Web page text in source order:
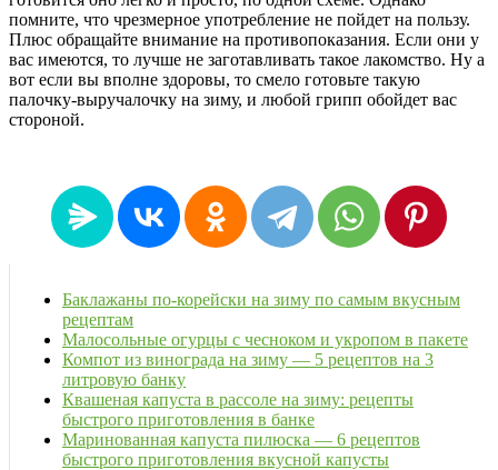
помните, что чрезмерное употребление не пойдет на пользу.
Плюс обращайте внимание на противопоказания. Если они у
вас имеются, то лучше не заготавливать такое лакомство. Ну а
вот если вы вполне здоровы, то смело готовьте такую
палочку-выручалочку на зиму, и любой грипп обойдет вас
стороной.
Баклажаны по-корейски на зиму по самым вкусным
рецептам
Малосольные огурцы с чесноком и укропом в пакете
Компот из винограда на зиму — 5 рецептов на 3
литровую банку
Квашеная капуста в рассоле на зиму: рецепты
быстрого приготовления в банке
Маринованная капуста пилюска — 6 рецептов
быстрого приготовления вкусной капусты